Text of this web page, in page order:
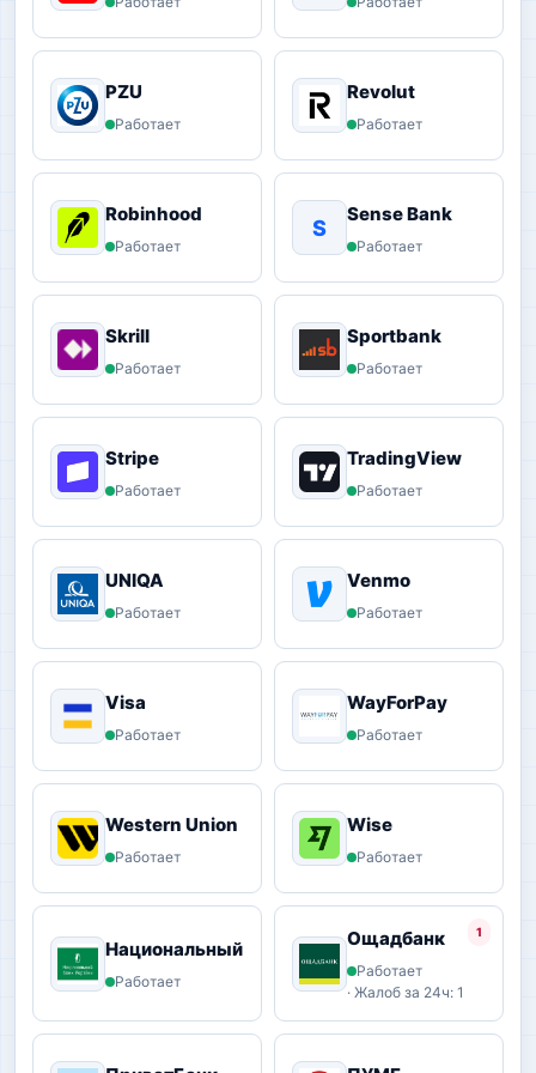
PZU
Работает
Revolut
Работает
Robinhood
Работает
S
Sense Bank
Работает
Skrill
Работает
Sportbank
Работает
Stripe
Работает
TradingView
Работает
UNIQA
Работает
Venmo
Работает
Visa
Работает
WayForPay
Работает
Western Union
Работает
Wise
Работает
Национальный Банк
Работает
1
Ощадбанк
Работает
· Жалоб за 24ч: 1